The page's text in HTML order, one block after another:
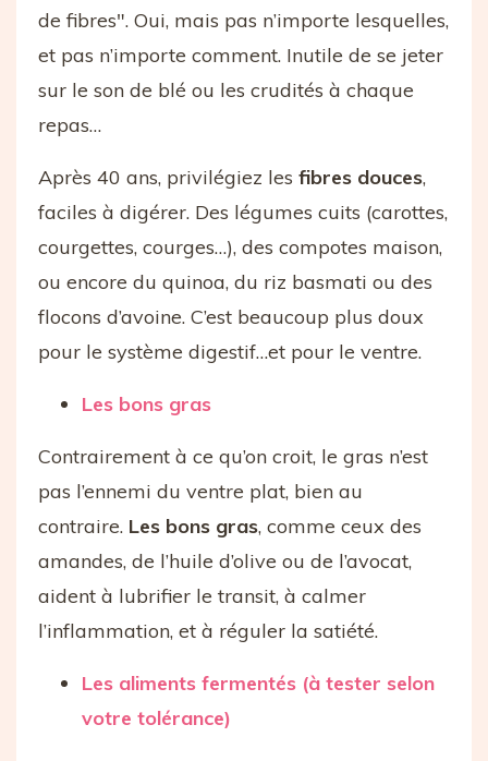
de fibres". Oui, mais pas n’importe lesquelles,
et pas n’importe comment. Inutile de se jeter
sur le son de blé ou les crudités à chaque
repas…
Après 40 ans, privilégiez les fibres douces,
faciles à digérer. Des légumes cuits (carottes,
courgettes, courges…), des compotes maison,
ou encore du quinoa, du riz basmati ou des
flocons d’avoine. C’est beaucoup plus doux
pour le système digestif…et pour le ventre.
Les bons gras
Contrairement à ce qu’on croit, le gras n’est
pas l’ennemi du ventre plat, bien au
contraire. Les bons gras, comme ceux des
amandes, de l’huile d’olive ou de l’avocat,
aident à lubrifier le transit, à calmer
l’inflammation, et à réguler la satiété.
Les aliments fermentés (à tester selon
votre tolérance)